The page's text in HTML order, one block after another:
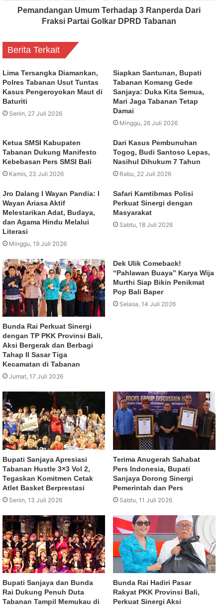
Pemandangan Umum Terhadap 3 Ranperda Dari
Fraksi Partai Golkar DPRD Tabanan
Berita Terkait
Lima Tersangka Diamankan,
Polres Tabanan Usut Tuntas
Kasus Pengeroyokan Maut di
Baturiti
Senin, 27 Juli 2026
Siapkan Santunan, Bupati
Tabanan Komang Gede
Sanjaya: Duka Kita Semua,
Mari Jaga Tabanan Tetap
Damai
Minggu, 26 Juli 2026
Ketua SMSI Kabupaten
Tabanan Dukung Manifesto
Kebebasan Pers SMSI Bali
Kamis, 23 Juli 2026
Dari Kasus Pembunuhan
Togog, Budi Santoso Lepas,
Nasihul Dihukum 7 Tahun
Rabu, 22 Juli 2026
Jro Dalang I Wayan Pandia: I
Wayan Ariasa Aktif
Melestarikan Adat, Budaya,
dan Agama Hindu Melalui
Literasi
Minggu, 19 Juli 2026
Safari Kamtibmas Polisi
Perkuat Sinergi dengan
Masyarakat
Sabtu, 18 Juli 2026
Bunda Rai Perkuat Sinergi
dengan TP PKK Provinsi Bali,
Aksi Bergerak dan Berbagi
Tahap II Sasar Tiga
Kecamatan di Tabanan
Jumat, 17 Juli 2026
Dek Ulik Comeback!
“Pahlawan Buaya” Karya Wija
Murthi Siap Bikin Penikmat
Pop Bali Baper
Selasa, 14 Juli 2026
Bupati Sanjaya Apresiasi
Tabanan Hustle 3×3 Vol 2,
Tegaskan Komitmen Cetak
Atlet Basket Berprestasi
Senin, 13 Juli 2026
Terima Anugerah Sahabat
Pers Indonesia, Bupati
Sanjaya Dorong Sinergi
Pemerintah dan Pers
Sabtu, 11 Juli 2026
Bupati Sanjaya dan Bunda
Rai Dukung Penuh Duta
Tabanan Tampil Memukau di
Bunda Rai Hadiri Pasar
Rakyat PKK Provinsi Bali,
Perkuat Sinergi Aksi